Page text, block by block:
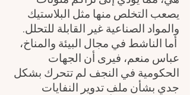
يصعب التخلص منها مثل البلاستيك
والمواد الصناعية غير القابلة للتحلل.
أما الناشط في مجال البيئة والمناخ،
عباس منعم، فيرى أن الجهات
الحكومية في النجف لم تتحرك بشكل
جدي بشأن ملف تدوير النفايات